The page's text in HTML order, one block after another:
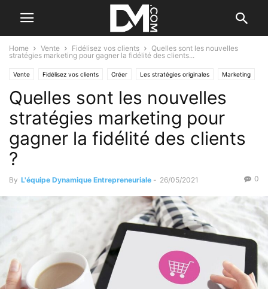
Home Vente Fidélisez vos clients
Quelles sont les nouvelles
stratégies marketing pour gagner la fidélité des clients...
Vente Fidélisez vos clients Créer Les stratégies originales Marketing
Quelles sont les nouvelles
stratégies marketing pour
gagner la fidélité des clients
?
By L'équipe Dynamique Entrepreneuriale - 26/05/2021 0